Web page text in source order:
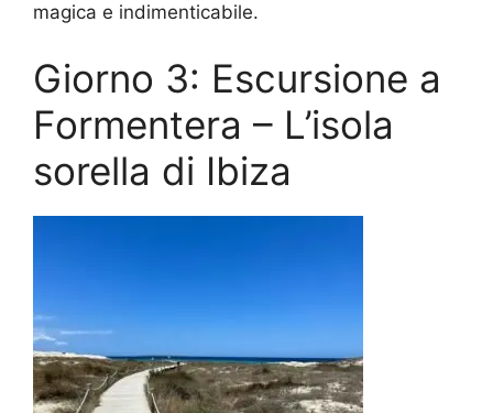
magica e indimenticabile.
Giorno 3: Escursione a
Formentera – L’isola
sorella di Ibiza